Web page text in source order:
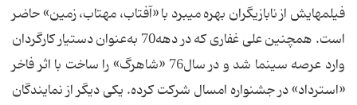
فیلم‏هایش از نابازیگران بهره می‏برد با «آفتاب، مهتاب، زمین» حاضر
است. همچنین علی غفاری که در دهه70 به‌عنوان دستیار کارگردان
وارد عرصه سینما شد و در سال76 «شاهرگ» را ساخت با اثر فاخر
«استرداد» در جشنواره امسال شرکت کرده. یکی دیگر از نمایندگان